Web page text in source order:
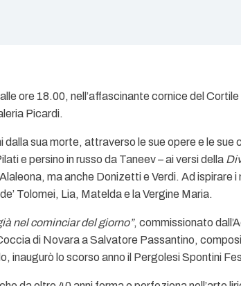
ore 18.00, nell’affascinante cornice del Cortile
Picardi.
sua morte, attraverso le sue opere e le sue
e persino in russo da Taneev – ai versi della
ma anche Donizetti e Verdi. Ad ispirare
Tolomei, Lia, Matelda e la Vergine Maria.
nel cominciar del giorno”, commissionato
di Novara a Salvatore Passantino,
inaugurò lo scorso anno il Pergolesi Spontini